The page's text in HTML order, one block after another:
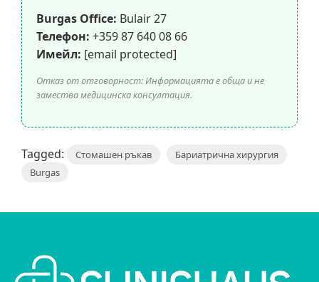
Burgas Office: Bulair 27
Телефон: +359 87 640 08 66
Имейл: [email protected]
Отказ от отговорност: Информацията е обща и не
замества медицинска консултация.
Tagged: Стомашен ръкав
Бариатрична хирургия
Burgas